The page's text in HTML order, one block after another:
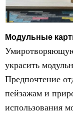
Модульные
украсить
Предпочтение
пейзажам и
использования